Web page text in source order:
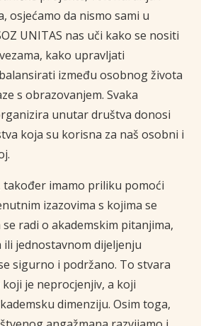
osjećamo da nismo sami u
UNITAS nas uči kako se nositi
kako upravljati
između osobnog života
s obrazovanjem. Svaka
unutar društva donosi
koja su korisna za naš osobni i
također imamo priliku pomoći
izazovima s kojima se
radi o akademskim pitanjima,
jednostavnom dijeljenju
sigurno i podržano. To stvara
je neprocjenjiv, a koji
dimenziju. Osim toga,